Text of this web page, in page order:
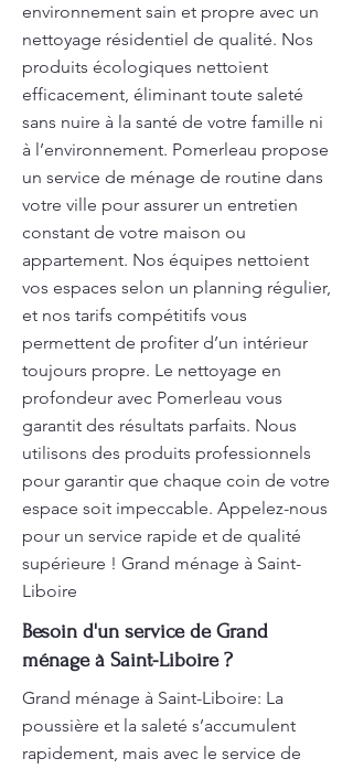
environnement sain et propre avec un
nettoyage résidentiel de qualité. Nos
produits écologiques nettoient
efficacement, éliminant toute saleté
sans nuire à la santé de votre famille ni
à l’environnement. Pomerleau propose
un service de ménage de routine dans
votre ville pour assurer un entretien
constant de votre maison ou
appartement. Nos équipes nettoient
vos espaces selon un planning régulier,
et nos tarifs compétitifs vous
permettent de profiter d’un intérieur
toujours propre. Le nettoyage en
profondeur avec Pomerleau vous
garantit des résultats parfaits. Nous
utilisons des produits professionnels
pour garantir que chaque coin de votre
espace soit impeccable. Appelez-nous
pour un service rapide et de qualité
supérieure ! Grand ménage à Saint-
Liboire
Besoin d'un service de Grand
ménage à Saint-Liboire ?
Grand ménage à Saint-Liboire: La
poussière et la saleté s’accumulent
rapidement, mais avec le service de